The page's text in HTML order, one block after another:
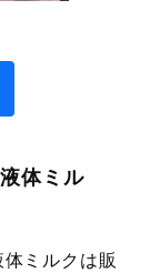
体ミル
ミルクは販